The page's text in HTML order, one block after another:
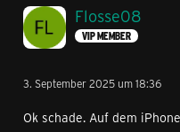
Flosse08
VIP MEMBER
3. September 2025 um 18:36
Ok schade. Auf dem